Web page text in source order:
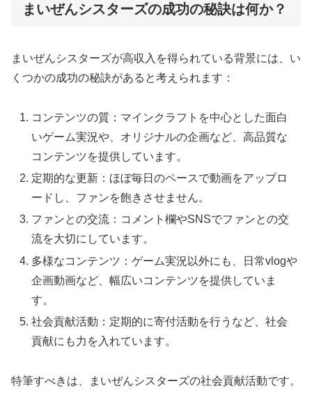
まいぜんシスターズの成功の秘訣は何か？
まいぜんシスターズが高収入を得られている背景には、い
くつかの成功の秘訣があると考えられます：
コンテンツの質：マインクラフトを中心とした面白
いゲーム実況や、オリジナルの企画など、高品質な
コンテンツを提供しています。
定期的な更新：ほぼ毎日のペースで動画をアップロ
ードし、ファンを飽きさせません。
ファンとの交流：コメント欄やSNSでファンとの交
流を大切にしています。
多様なコンテンツ：ゲーム実況以外にも、日常vlogや
企画動画など、幅広いコンテンツを提供していま
す。
社会貢献活動：定期的に寄付活動を行うなど、社会
貢献にも力を入れています。
特筆すべきは、まいぜんシスターズの社会貢献活動です。